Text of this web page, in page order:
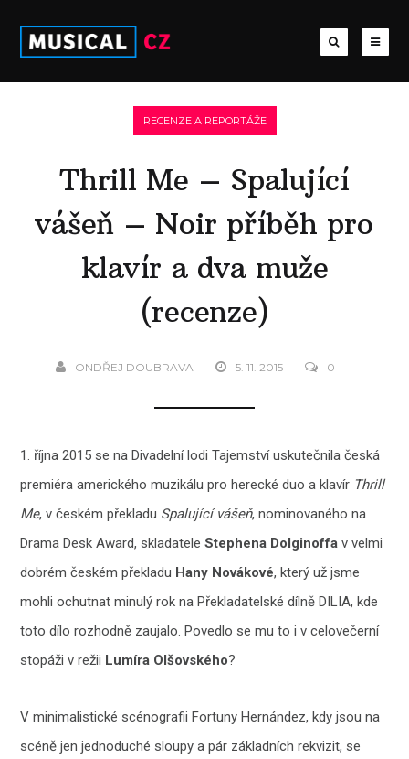
RECENZE A REPORTÁŽE
Thrill Me – Spalující
vášeň – Noir příběh pro
klavír a dva muže
(recenze)
ONDŘEJ DOUBRAVA 5. 11. 2015 0
1. října 2015 se na Divadelní lodi Tajemství uskutečnila česká
premiéra amerického muzikálu pro herecké duo a klavír Thrill
Me, v českém překladu Spalující vášeň, nominovaného na
Drama Desk Award, skladateleStephena Dolginoffa v velmi
dobrém českém překladu Hany Novákové, který už jsme
mohli ochutnat minulý rok na Překladatelské dílně DILIA, kde
toto dílo rozhodně zaujalo. Povedlo se mu to i v celovečerní
stopáži v režii Lumíra Olšovského?
V minimalistické scénografii Fortuny Hernández, kdy jsou na
scéně jen jednoduché sloupy a pár základních rekvizit, se